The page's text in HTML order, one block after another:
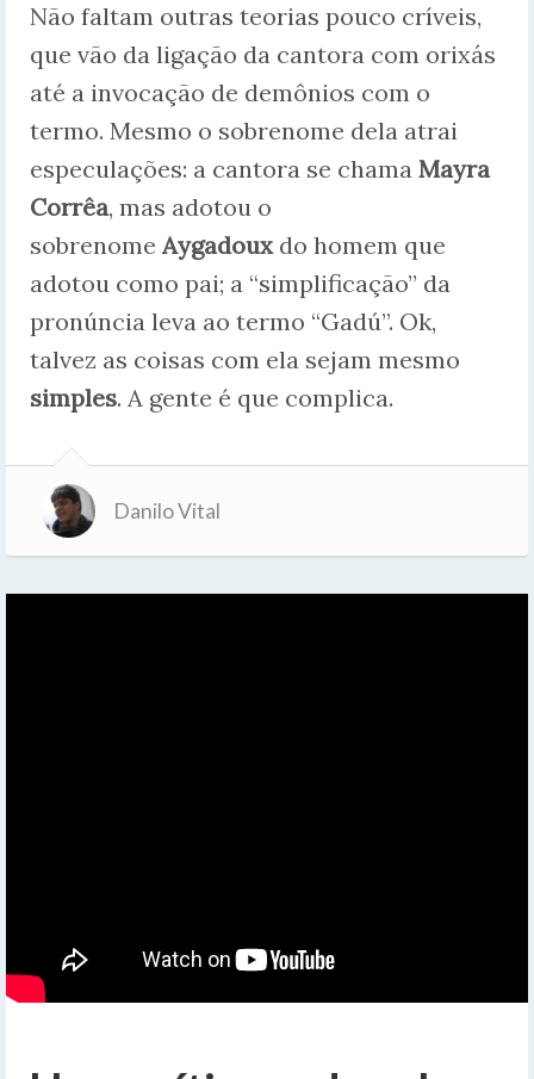
Não faltam outras teorias pouco críveis,
que vão da ligação da cantora com orixás
até a invocação de demônios com o
termo. Mesmo o sobrenome dela atrai
especulações: a cantora se chama Mayra
Corrêa, mas adotou o
sobrenome Aygadouxdo homem que
adotou como pai; a “simplificação” da
pronúncia leva ao termo “Gadú”. Ok,
talvez as coisas com ela sejam mesmo
simples. A gente é que complica.
Danilo Vital